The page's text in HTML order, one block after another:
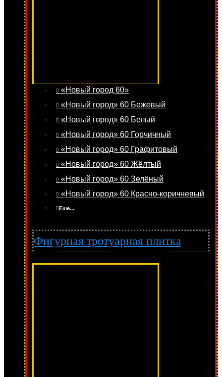
«Новый город 60»
«Новый город» 60 Бежевый
«Новый город» 60 Белый
«Новый город» 60 Горчичный
«Новый город» 60 Графитовый
«Новый город» 60 Жёлтый
«Новый город» 60 Зелёный
«Новый город» 60 Красно-коричневый
Еше...
Фигурная тротуарная плитка